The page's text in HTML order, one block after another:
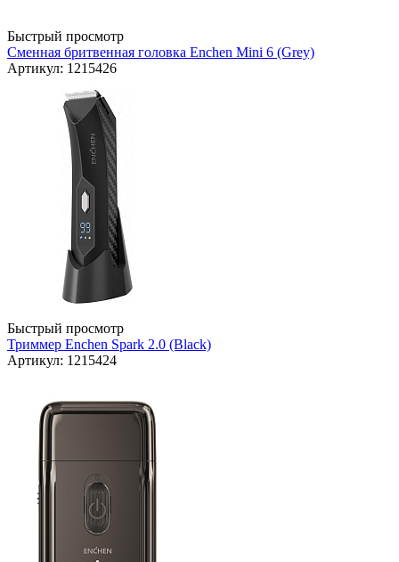
Быстрый просмотр
Сменная бритвенная головка Enchen Mini 6 (Grey)
Артикул: 1215426
Быстрый просмотр
Триммер Enchen Spark 2.0 (Black)
Артикул: 1215424